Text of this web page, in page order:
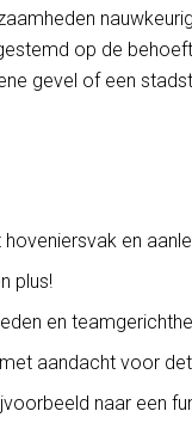
op de
gevel of een
en
plus!
en
aandacht voor
naar een